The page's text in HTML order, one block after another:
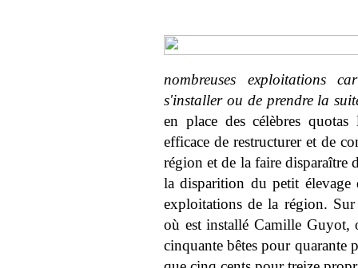
nombreuses exploitations
s'installer ou de prendre la
en place des célèbres
efficace de restructurer et de
région et de la faire disparaître
la disparition du petit élevage
exploitations de la région.
où est installé Camille
cinquante bêtes pour quarante